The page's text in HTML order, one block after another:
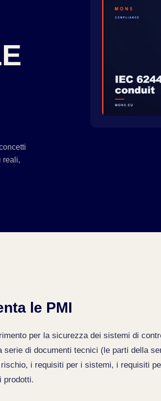
reali,
le PMI
per la sicurezza dei sistemi di
di documenti tecnici (le parti della
i requisiti per i sistemi, i requisiti
prodotti.